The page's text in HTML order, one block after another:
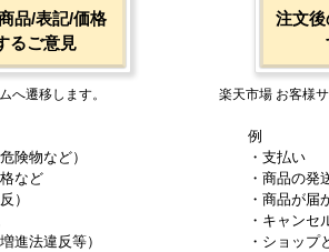
品/表記/価格
るご意見
へ遷移します。
険物など）
など
）
進法違反等）
注文
楽天市場 お客様
例
・支払い
・商品の発
・商品が届
・キャンセ
・ショップ